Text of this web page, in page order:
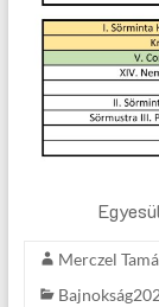
Merczel